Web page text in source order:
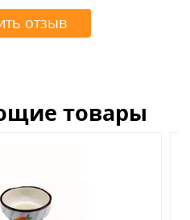
отзыв
товары